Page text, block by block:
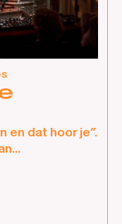
en dat hoor je”.